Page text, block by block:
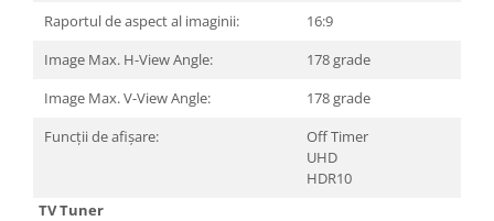
Componente Server
Servere
Software
Retelistica & Supraveghere
Raportul de aspect al imaginii:
16:9
Image Max. H-View Angle:
178 grade
Image Max. V-View Angle:
178 grade
Funcții de afișare:
Off Timer
UHD
HDR10
TV Tuner